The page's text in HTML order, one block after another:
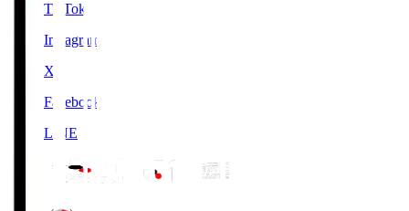
TikTok
Instagram
X
Facebook
LINE